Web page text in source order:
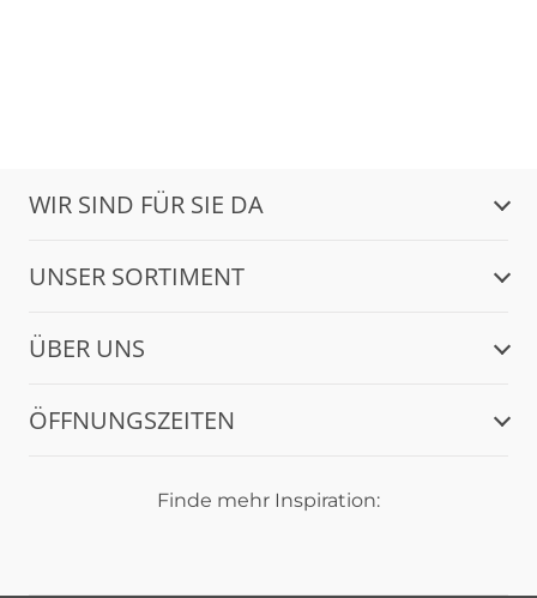
WIR SIND FÜR SIE DA
UNSER SORTIMENT
ÜBER UNS
ÖFFNUNGSZEITEN
Finde mehr Inspiration: